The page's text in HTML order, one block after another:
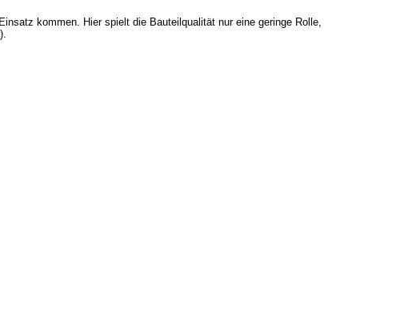
kommen. Hier spielt die Bauteilqualität nur eine geringe Rolle,